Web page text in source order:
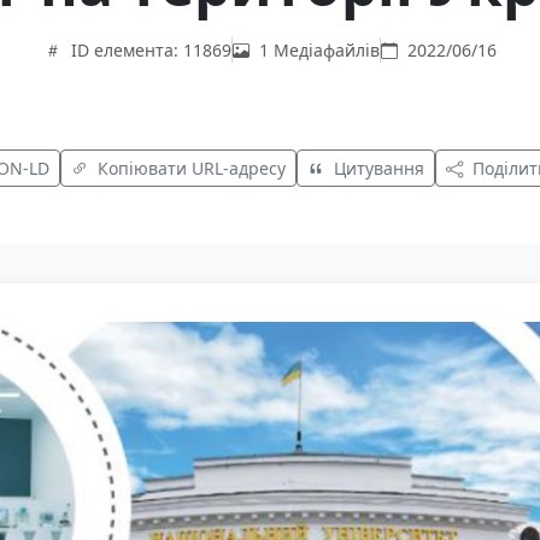
ID елемента: 11869 1 Медіафайлів 2022/06/16
LD Копіювати URL-адресу Цитування